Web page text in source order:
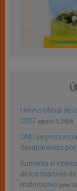
Himno oficial de
2027 agosto 3, 2026
ONU se
desaparecido
Aumenta el
de los mártires
matrimonio julio